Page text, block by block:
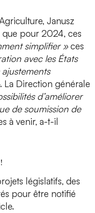
Janusz
pour 2024, ces
simplifier »ces
avec les États
ajustements
. La Direction générale
d’améliorer
de soumission de
à venir, a-t-il
législatifs, des
pour être notifié